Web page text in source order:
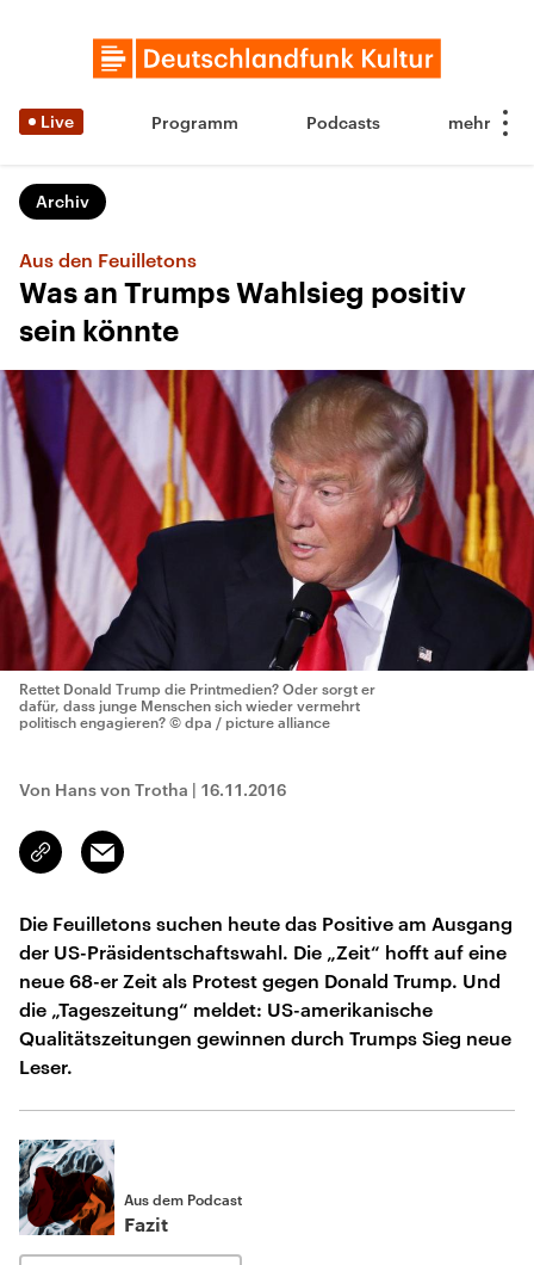
Live Programm Podcasts
Archiv
Aus den Feuilletons
Was an Trumps Wahlsieg positiv
sein könnte
Rettet Donald Trump die Printmedien? Oder sorgt er
dafür, dass junge Menschen sich wieder vermehrt
politisch engagieren? © dpa / picture alliance
Von Hans von Trotha | 16.11.2016
Link
kopieren/teilen
Email
Die Feuilletons suchen heute das Positive am Ausgang
der US-Präsidentschaftswahl. Die „Zeit“ hofft auf eine
neue 68-er Zeit als Protest gegen Donald Trump. Und
die „Tageszeitung“ meldet: US-amerikanische
Qualitätszeitungen gewinnen durch Trumps Sieg neue
Leser.
Aus dem Podcast
Fazit